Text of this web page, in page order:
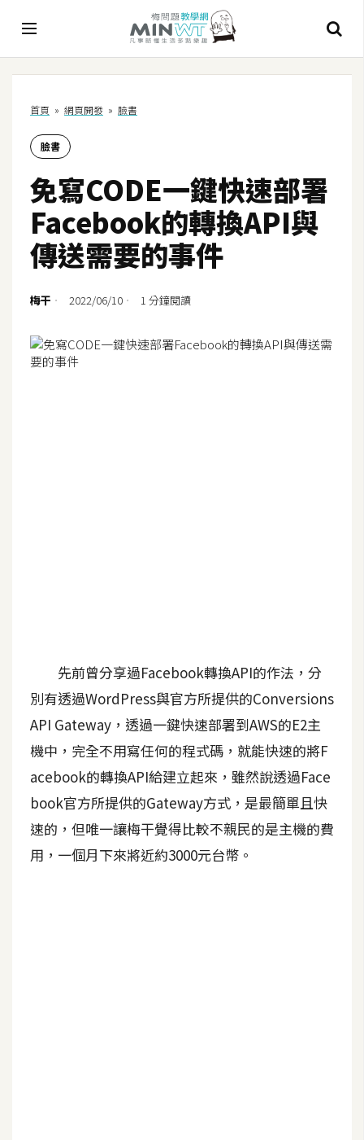
I
A
工
具
C
h
t
P
T
影
片
A
應
設
計
首頁 » 網頁開發 » 臉書
臉書
免寫CODE一鍵快速部署
Facebook的轉換API與
傳送需要的事件
梅干 2022/06/10 1 分鐘閱讀
先前曾分享過Facebook轉換API的作法，分
別有透過WordPress與官方所提供的Conversions
API Gateway，透過一鍵快速部署到AWS的E2主
機中，完全不用寫任何的程式碼，就能快速的將F
acebook的轉換API給建立起來，雖然說透過Face
book官方所提供的Gateway方式，是最簡單且快
速的，但唯一讓梅干覺得比較不親民的是主機的費
用，一個月下來將近約3000元台幣。